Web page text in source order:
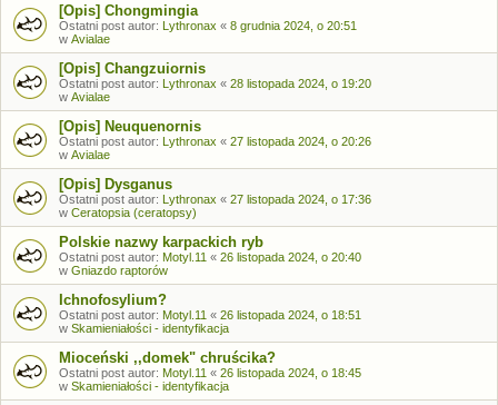
[Opis] Chongmingia
Ostatni post autor: Lythronax « 8 grudnia 2024, o 20:51
w Avialae
[Opis] Changzuiornis
Ostatni post autor: Lythronax « 28 listopada 2024, o 19:20
w Avialae
[Opis] Neuquenornis
Ostatni post autor: Lythronax « 27 listopada 2024, o 20:26
w Avialae
[Opis] Dysganus
Ostatni post autor: Lythronax « 27 listopada 2024, o 17:36
w Ceratopsia (ceratopsy)
Polskie nazwy karpackich ryb
Ostatni post autor: Motyl.11 « 26 listopada 2024, o 20:40
w Gniazdo raptorów
Ichnofosylium?
Ostatni post autor: Motyl.11 « 26 listopada 2024, o 18:51
w Skamieniałości - identyfikacja
Mioceński ,,domek" chruścika?
Ostatni post autor: Motyl.11 « 26 listopada 2024, o 18:45
w Skamieniałości - identyfikacja